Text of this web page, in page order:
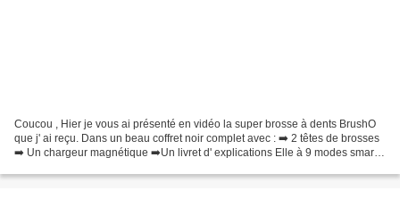
Coucou , Hier je vous ai présenté en vidéo la super brosse à dents BrushO
que j' ai reçu. Dans un beau coffret noir complet avec : ➡️ 2 têtes de brosses
➡️ Un chargeur magnétique ➡️Un livret d' explications Elle à 9 modes smart